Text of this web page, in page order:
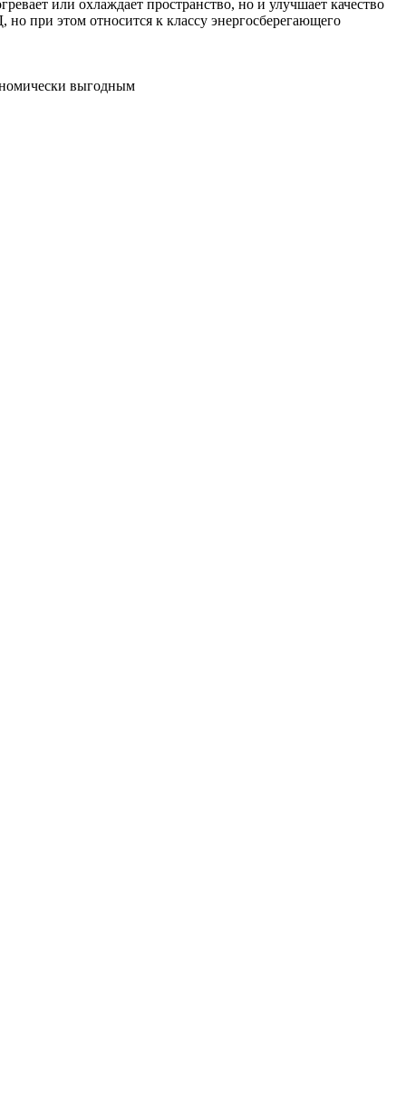
или охлаждает пространство, но и улучшает качество
при этом относится к классу энергосберегающего
выгодным